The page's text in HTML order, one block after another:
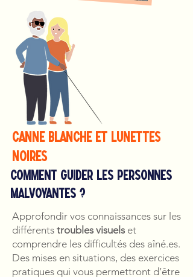
canne blanche et lunettes
noires
comment guider les personnes
malvoyantes ?
Approfondir vos connaissances sur les
différents troubles visuels et
comprendre les difficultés des aîné.es.
Des mises en situations, des exercices
pratiques qui vous permettront d’être